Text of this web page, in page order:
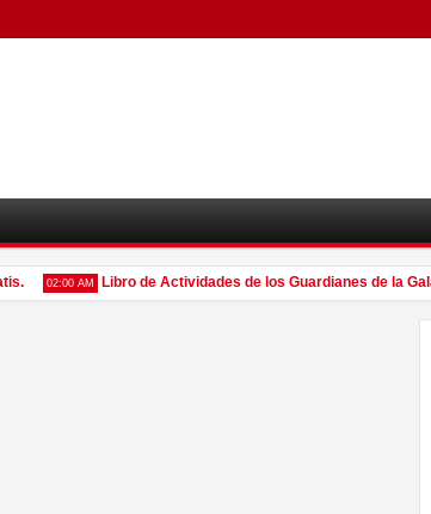
02:00 AM Libro de Actividades de los Guardianes de la